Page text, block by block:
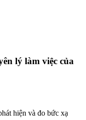
lý làm việc của
hiện và đo bức xạ